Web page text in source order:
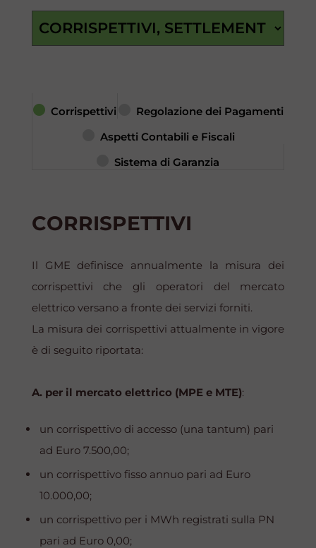
Corrispettivi
Regolazione dei Pagamenti
Aspetti Contabili e Fiscali
Sistema di Garanzia
CORRISPETTIVI
Il GME definisce annualmente la misura dei
corrispettivi che gli operatori del mercato
elettrico versano a fronte dei servizi forniti.
La misura dei corrispettivi attualmente in vigore
è di seguito riportata:
A. per il mercato elettrico (MPE e MTE):
un corrispettivo di accesso (una tantum) pari
ad Euro 7.500,00;
un corrispettivo fisso annuo pari ad Euro
10.000,00;
un corrispettivo per i MWh registrati sulla PN
pari ad Euro 0,00;